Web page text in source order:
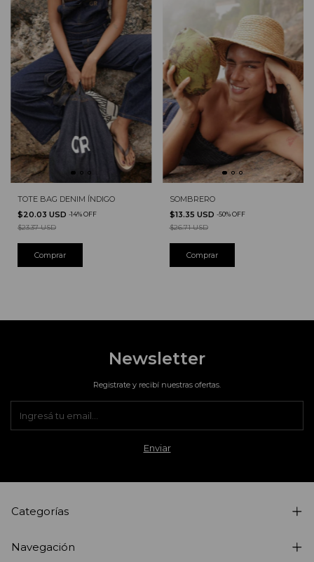
TOTE BAG DENIM ÍNDIGO
$20.03 USD -14%OFF
$23.37 USD
SOMBRERO
$13.35 USD -50%OFF
$26.71 USD
Newsletter
Registrate y recibí nuestras ofertas.
Categorías
Navegación